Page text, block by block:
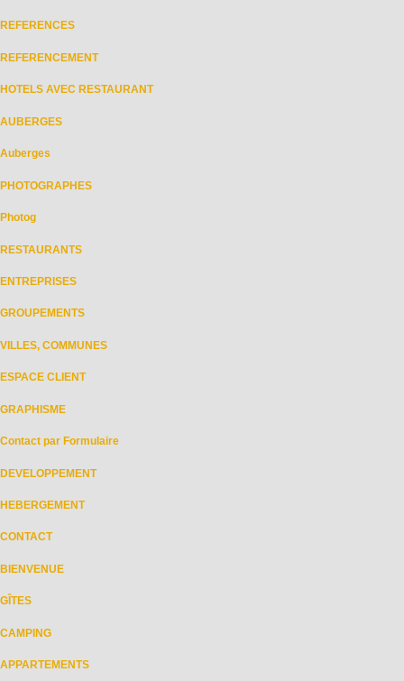
REFERENCES
REFERENCEMENT
HOTELS AVEC RESTAURANT
AUBERGES
Auberges
PHOTOGRAPHES
Photog
RESTAURANTS
ENTREPRISES
GROUPEMENTS
VILLES, COMMUNES
ESPACE CLIENT
GRAPHISME
Contact par Formulaire
DEVELOPPEMENT
HEBERGEMENT
CONTACT
BIENVENUE
GÎTES
CAMPING
APPARTEMENTS